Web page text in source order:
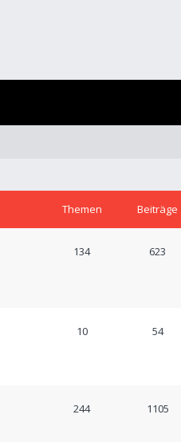
Themen Beiträge
134 623
10 54
244 1105